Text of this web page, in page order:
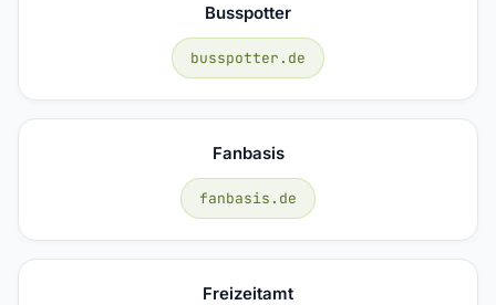
Busspotter
busspotter.de
Fanbasis
fanbasis.de
Freizeitamt